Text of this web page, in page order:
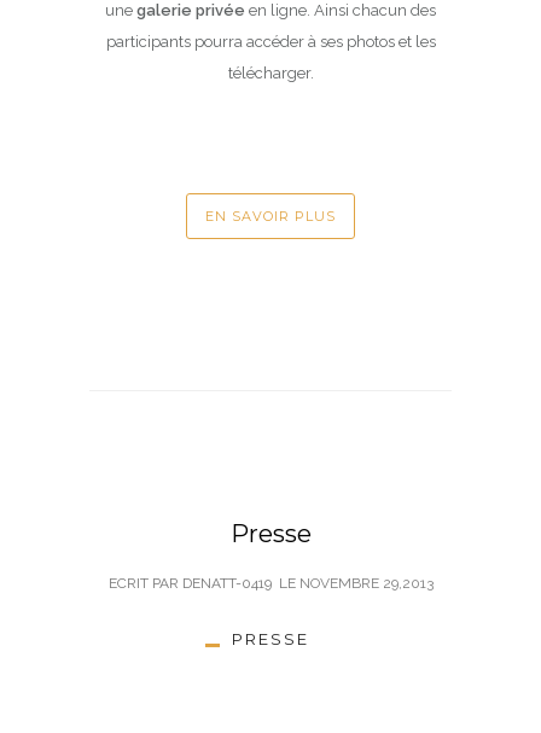
une galerie privée en ligne. Ainsi chacun des
participants pourra accéder à ses photos et les
télécharger.
EN SAVOIR PLUS
Presse
ECRIT PAR DENATT-0419 LE NOVEMBRE 29,2013
PRESSE